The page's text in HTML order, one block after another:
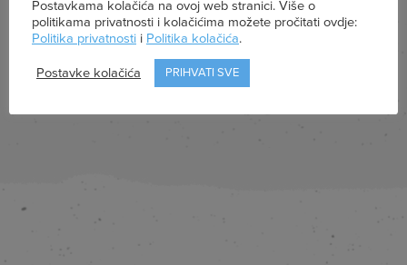
2,8 g
Sol
Postavkama kolačića na ovoj web stranici. Više o
politikama privatnosti i kolačićima možete pročitati ovdje:
Politika privatnosti i Politika kolačića.
Postavke kolačića PRIHVATI SVE